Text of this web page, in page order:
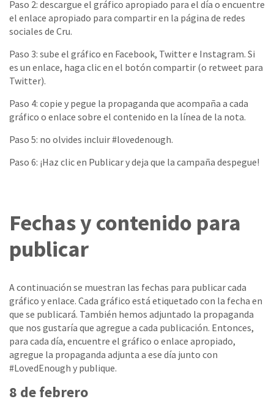
Paso 2: descargue el gráfico apropiado para el día o encuentre
el enlace apropiado para compartir en la página de redes
sociales de Cru.
Paso 3: sube el gráfico en Facebook, Twitter e Instagram. Si
es un enlace, haga clic en el botón compartir (o retweet para
Twitter).
Paso 4: copie y pegue la propaganda que acompaña a cada
gráfico o enlace sobre el contenido en la línea de la nota.
Paso 5: no olvides incluir #lovedenough.
Paso 6: ¡Haz clic en Publicar y deja que la campaña despegue!
Fechas y contenido para
publicar
A continuación se muestran las fechas para publicar cada
gráfico y enlace. Cada gráfico está etiquetado con la fecha en
que se publicará. También hemos adjuntado la propaganda
que nos gustaría que agregue a cada publicación. Entonces,
para cada día, encuentre el gráfico o enlace apropiado,
agregue la propaganda adjunta a ese día junto con
#LovedEnough y publique.
8 de febrero